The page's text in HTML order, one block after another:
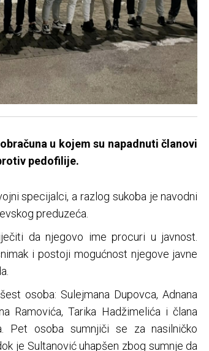
u kojem su napadnuti članovi
pedofilije.
specijalci, a razlog sukoba je navodni
preduzeća.
da njegovo ime procuri u javnost.
i postoji mogućnost njegove javne
osoba: Sulejmana Dupovca, Adnana
Ramovića, Tarika Hadžimelića i člana
Pet osoba sumnjiči se za nasilničko
je Sultanović uhapšen zbog sumnje da